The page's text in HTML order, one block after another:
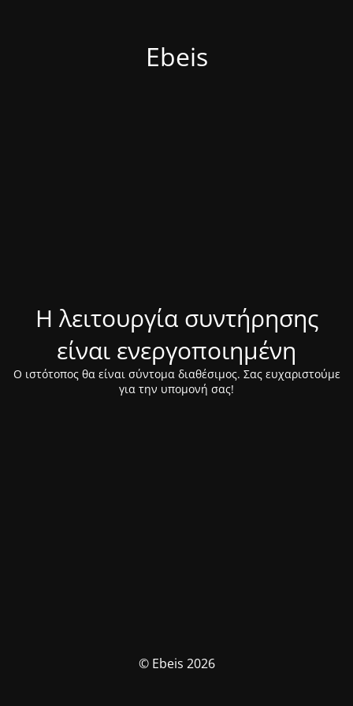
Ebeis
Η λειτουργία συντήρησης
είναι ενεργοποιημένη
Ο ιστότοπος θα είναι σύντομα διαθέσιμος. Σας ευχαριστούμε
για την υπομονή σας!
© Ebeis 2026